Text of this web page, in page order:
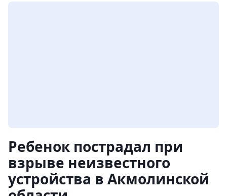
Ребенок пострадал при
взрыве неизвестного
устройства в Акмолинской